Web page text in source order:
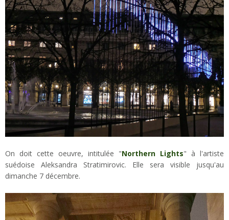
On doit cette oeuvre, intitulée "Northern Lights" à l'artiste
suédoise Aleksandra Stratimirovic. Elle sera visible jusqu'au
dimanche 7 décembre.